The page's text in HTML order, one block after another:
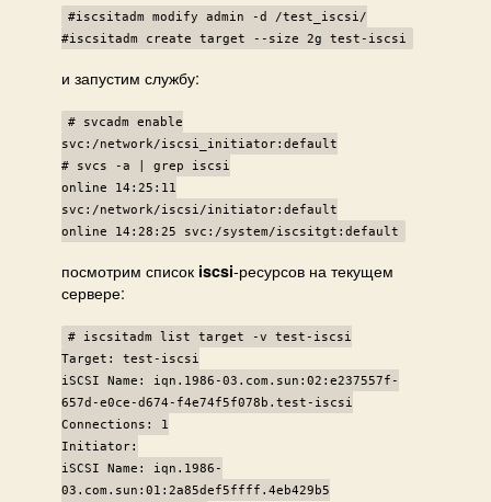
#iscsitadm modify admin -d /test_iscsi/
#iscsitadm create target --size 2g test-iscsi
и запустим службу:
# svcadm enable
svc:/network/iscsi_initiator:default
# svcs -a | grep iscsi
online 14:25:11
svc:/network/iscsi/initiator:default
online 14:28:25 svc:/system/iscsitgt:default
посмотрим список iscsi-ресурсов на текущем
сервере:
# iscsitadm list target -v test-iscsi
Target: test-iscsi
iSCSI Name: iqn.1986-03.com.sun:02:e237557f-
657d-e0ce-d674-f4e74f5f078b.test-iscsi
Connections: 1
Initiator:
iSCSI Name: iqn.1986-
03.com.sun:01:2a85def5ffff.4eb429b5